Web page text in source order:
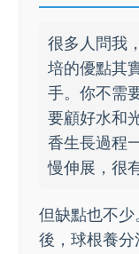
很多人問我
培的優點其
手。你不需
要顧好水和
香生長過程
慢伸展，很
但缺點也不
後，球根養